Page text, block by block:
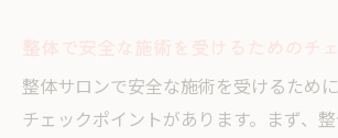
整体サロンで安全な施術を受けるため
チェックポイントがあります。まず、